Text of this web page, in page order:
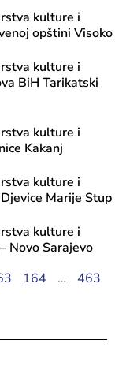
kulture i
opštini Visoko
kulture i
BiH Tarikatski
kulture i
Kakanj
kulture i
Marije Stup
kulture i
Novo Sarajevo
164 …
463